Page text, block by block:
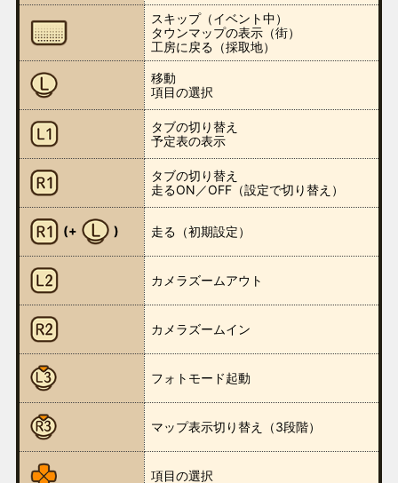
スキップ（イベント中）
タウンマップの表示（街）
工房に戻る（採取地）
移動
項目の選択
タブの切り替え
予定表の表示
タブの切り替え
走るON／OFF（設定で切り替え）
(+ ) 走る（初期設定）
カメラズームアウト
カメラズームイン
フォトモード起動
マップ表示切り替え（3段階）
項目の選択